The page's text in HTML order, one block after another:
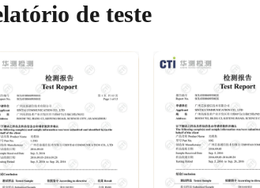
de teste